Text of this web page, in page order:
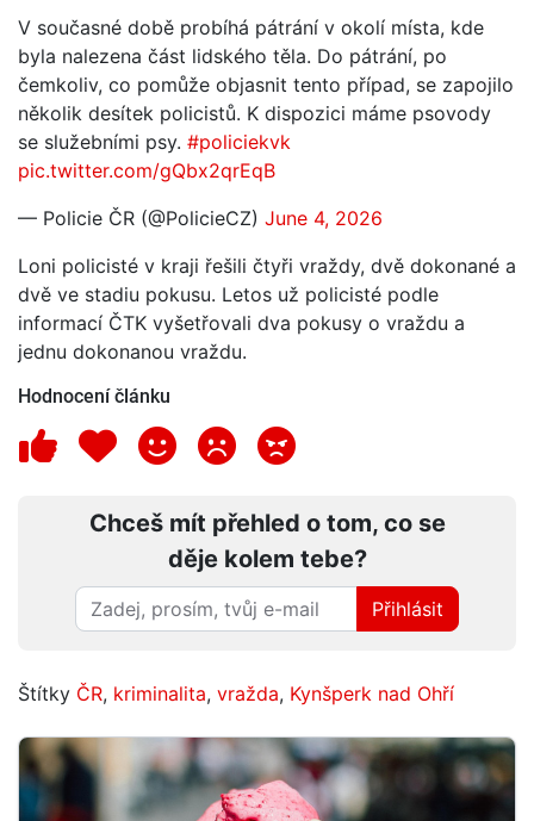
V současné době probíhá pátrání v okolí místa, kde
byla nalezena část lidského těla. Do pátrání, po
čemkoliv, co pomůže objasnit tento případ, se zapojilo
několik desítek policistů. K dispozici máme psovody
se služebními psy. #policiekvk
pic.twitter.com/gQbx2qrEqB
— Policie ČR (@PolicieCZ) June 4, 2026
Loni policisté v kraji řešili čtyři vraždy, dvě dokonané a
dvě ve stadiu pokusu. Letos už policisté podle
informací ČTK vyšetřovali dva pokusy o vraždu a
jednu dokonanou vraždu.
Hodnocení článku
Chceš mít přehled o tom, co se
děje kolem tebe?
Přihlásit
Štítky ČR, kriminalita, vražda, Kynšperk nad Ohří